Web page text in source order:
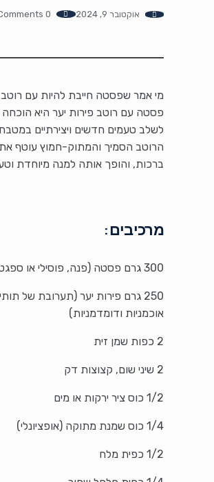
אוקטובר 9, 2024 0 Comments
מי אמר שפסטה חייבת להיות עם רוטב
פסטה עם רוטב פירות יער היא הוכחה
לשלב טעמים חדשים ויצירתיים
הרוטב הסמיך והמתוק-חמוץ עוטף
ברכות, והופך אותה למנה מיוחדת
מרכיבים:
300 גרם פסטה (פנה, פוסילי או ספגטי)
250 גרם פירות יער (תערובת של
אוכמניות ודומדמניות)
2 כפות שמן זית
2 שיני שום, קצוצות דק
1/2 כוס ציר ירקות או מים
1/4 כוס שמנת מתוקה (אופציונלי)
1/2 כפית מלח